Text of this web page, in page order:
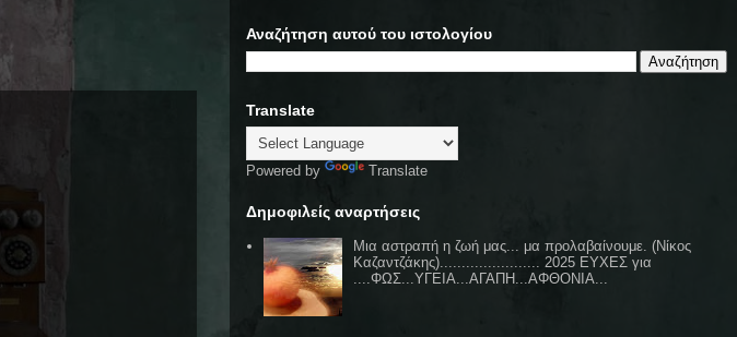
Αναζήτηση αυτού του ιστολογίου
Translate
Powered by Translate
Δημοφιλείς αναρτήσεις
Μια αστραπή η ζωή μας... μα προλαβαίνουμε. (Νίκος
Καζαντζάκης)....................... 2025 ΕΥΧΕΣ για
....ΦΩΣ...ΥΓΕΙΑ...ΑΓΑΠΗ...ΑΦΘΟΝΙΑ...